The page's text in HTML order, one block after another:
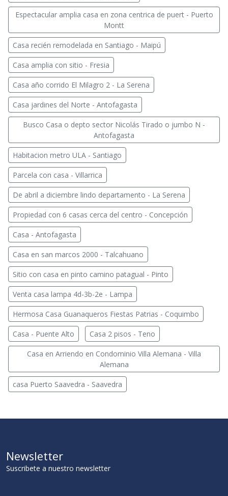
Espectacular amplia casa en zona centrica de puert - Puerto
Montt
Casa recién remodelada en Santiago - Maipú
Casa amplia con sitio - Fresia
Casa año corrido El Milagro 2 - La Serena
Casa jardines del Norte - Antofagasta
Busco Casa o depto sector Nicolás Tirado o jumbo N -
Antofagasta
Habitacion metro ULA - Santiago
Parcela con casa - Villarrica
De abril a diciembre lindo departamento - La Serena
Propiedad con 6 casas cerca del centro - Concepción
Casa - Antofagasta
Casa en san marcos 2000 - Talcahuano
Sitio con casa en pinto camino patagual - Pinto
Venta casa lampa 4d-3b-2e - Lampa
Hermosa Casa Guanaqueros Fiestas Patrias - Coquimbo
Casa - Puente Alto Casa 2 pisos - Teno
Casa en Arriendo en Condominio Villa Alemana - Villa
Alemana
casa Puerto Saavedra - Saavedra
Newsletter
Suscribete a nuestro newsletter